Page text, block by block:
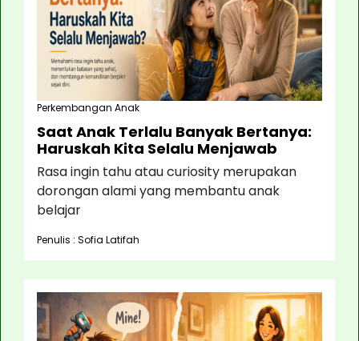
Perkembangan Anak
Saat Anak Terlalu Banyak Bertanya:
Haruskah Kita Selalu Menjawab
Rasa ingin tahu atau curiosity merupakan
dorongan alami yang membantu anak
belajar
Penulis : Sofia Latifah